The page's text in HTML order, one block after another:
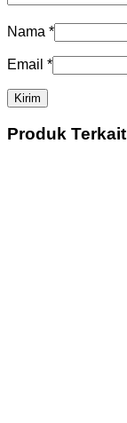
Nama *
Email *
Produk Terkait